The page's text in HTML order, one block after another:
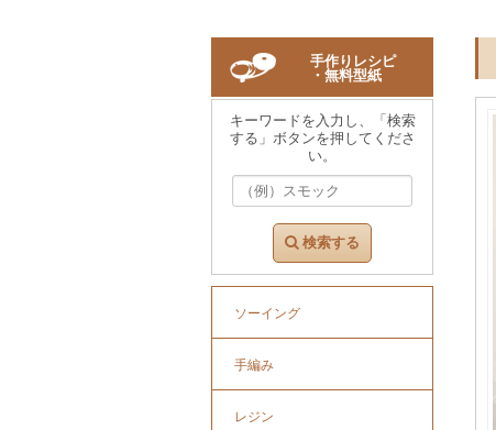
手作りレシピ
・無料型紙
キーワードを入力し、「検索
する」ボタンを押してくださ
い。
検索する
ソーイング
手編み
レジン